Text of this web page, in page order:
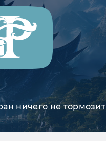
ничего не тормозит